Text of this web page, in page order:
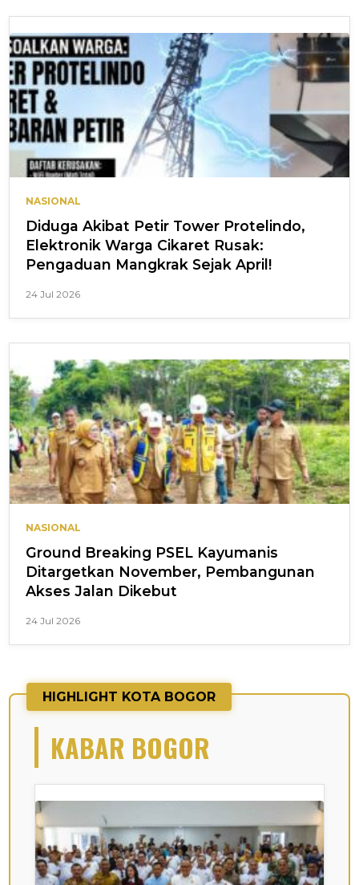
NASIONAL
Diduga Akibat Petir Tower Protelindo,
Elektronik Warga Cikaret Rusak:
Pengaduan Mangkrak Sejak April!
24 Jul 2026
NASIONAL
Ground Breaking PSEL Kayumanis
Ditargetkan November, Pembangunan
Akses Jalan Dikebut
24 Jul 2026
HIGHLIGHT KOTA BOGOR
KABAR BOGOR